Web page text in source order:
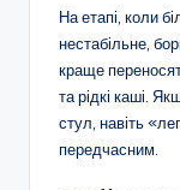
На етапі, коли
нестабільне,
краще
та рідкі каші.
стул, навіть
передчасним.